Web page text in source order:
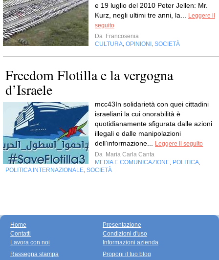
e 19 luglio del 2010 Peter Jellen: Mr.
Kurz, negli ultimi tre anni, la...
Leggere il
seguito
Da Francosenia
CULTURA OPINIONI SOCIETÀ
Freedom Flotilla e la vergogna
d’Israele
mcc43In solidarietà con quei cittadini
israeliani la cui onorabilità è
quotidianamente sfigurata dalle azioni
illegali e dalle manipolazioni
dell’informazione...
Leggere il seguito
Da Maria Carla Canta
MEDIA E COMUNICAZIONE POLITICA
POLITICA INTERNAZIONALE SOCIETÀ
Home
Contatti
Lavora con noi
Presentazione
Condizioni d'uso
Informazioni azienda
Rassegna stampa
Proponi il tuo blog